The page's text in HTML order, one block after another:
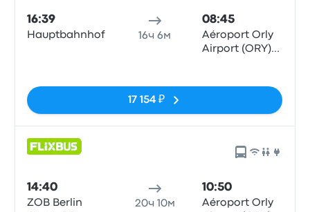
16:39
Hauptbahnhof 16ч 6м
08:45
Aéroport Orly
Airport (ORY)
17 154 ₽
14:40
ZOB Berlin
20ч 10м
10:50
Aéroport Orly